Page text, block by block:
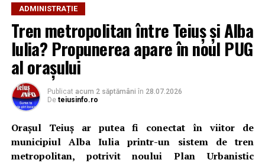
ADMINISTRAȚIE
Tren metropolitan între Teiuș și Alba
Iulia? Propunerea apare în noul PUG
al orașului
Publicat acum 2 săptămâni în 28.07.2026
De teiusinfo.ro
Orașul Teiuș ar putea fi conectat în viitor de
municipiul Alba Iulia printr-un sistem de tren
metropolitan, potrivit noului Plan Urbanistic